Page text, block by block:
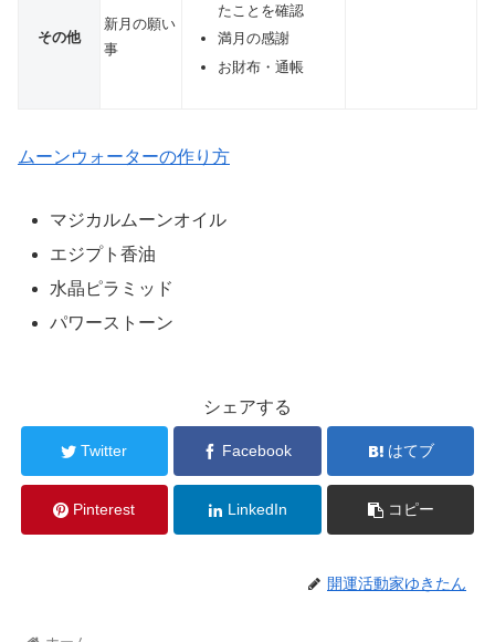
その他
新月の願い
事
たことを確認
満月の感謝
お財布・通帳
ムーンウォーターの作り方
マジカルムーンオイル
エジプト香油
水晶ピラミッド
パワーストーン
シェアする
Twitter Facebook はてブ
Pinterest LinkedIn コピー
開運活動家ゆきたん